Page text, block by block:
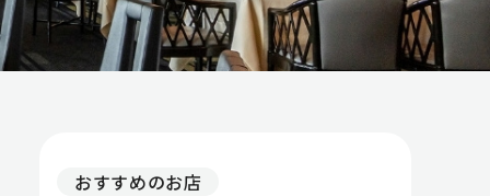
おすすめのお店